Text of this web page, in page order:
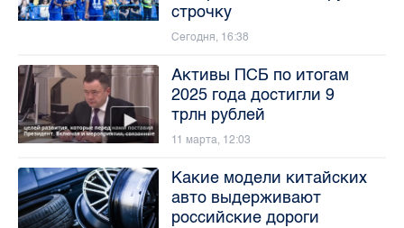
строчку
Сегодня, 16:38
Активы ПСБ по итогам
2025 года достигли 9
трлн рублей
11 марта, 12:03
Какие модели китайских
авто выдерживают
российские дороги